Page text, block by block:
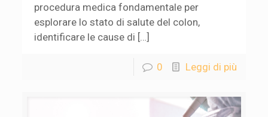
procedura medica fondamentale per
esplorare lo stato di salute del colon,
identificare le cause di […]
0 Leggi di più